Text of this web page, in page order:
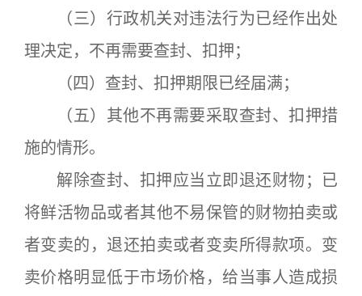
（三）行政机关对违法行为已经作出处
理决定，不再需要查封、扣押；
（四）查封、扣押期限已经届满；
（五）其他不再需要采取查封、扣押措
施的情形。
解除查封、扣押应当立即退还财物；已
将鲜活物品或者其他不易保管的财物拍卖或
者变卖的，退还拍卖或者变卖所得款项。变
卖价格明显低于市场价格，给当事人造成损